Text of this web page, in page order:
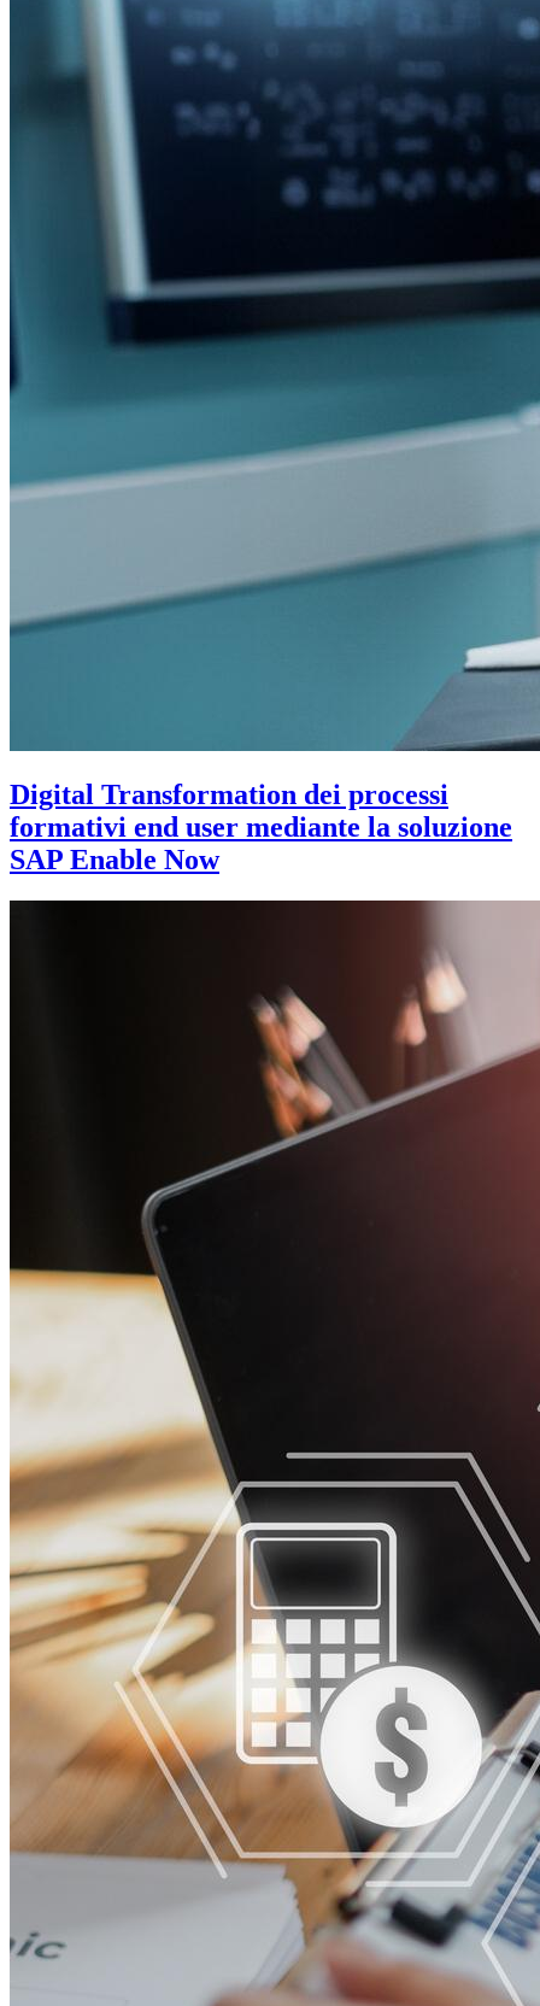
Digital Transformation dei processi
formativi end user mediante la soluzione
SAP Enable Now